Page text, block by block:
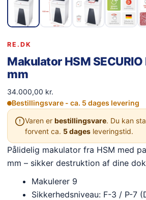
RE.DK
Makulator HSM SECURIO
mm
34.000,00 kr.
Bestillingsvare - ca. 5 dages levering
Varen er bestillingsvare. Du kan
forvent ca. 5 dages leveringstid.
Pålidelig makulator fra HSM med
mm – sikker destruktion af dine
Makulerer 9
Sikkerhedsniveau: F-3 / P-7